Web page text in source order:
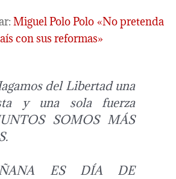
Miguel Polo Polo «No pretenda
con sus reformas»
del Libertad una
y una sola fuerza
SOMOS MÁS
ES DÍA DE